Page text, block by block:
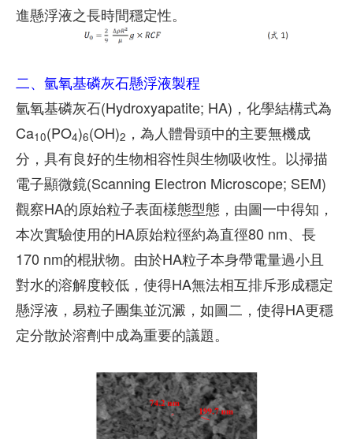
進懸浮液之長時間穩定性。
二、氫氧基磷灰石懸浮液製程
氫氧基磷灰石(Hydroxyapatite; HA)，化學結構式為
Ca10(PO4)6(OH)2 ，為人體骨頭中的主要無機成
分，具有良好的生物相容性與生物吸收性。以掃描
電子顯微鏡(Scanning Electron Microscope; SEM)
觀察HA的原始粒子表面樣態型態，由圖一中得知，
本次實驗使用的HA原始粒徑約為直徑80 nm、長
170 nm的棍狀物。由於HA粒子本身帶電量過小且
對水的溶解度較低，使得HA無法相互排斥形成穩定
懸浮液，易粒子團集並沉澱，如圖二，使得HA更穩
定分散於溶劑中成為重要的議題。